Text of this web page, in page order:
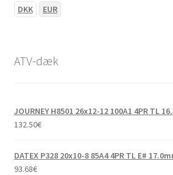
29×9-14″
30×9-14″
30×10-14″
DKK EUR
ATV-dæk
JOURNEY H8501 26x12-12 100A1 4PR TL
132.50€
DATEX P328 20x10-8 85A4 4PR TL E#
93.68€